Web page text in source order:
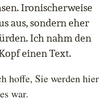
Ironischerweise
aus, sondern eher
Ich nahm den
einen Text.
hoffe, Sie werden hier
war.